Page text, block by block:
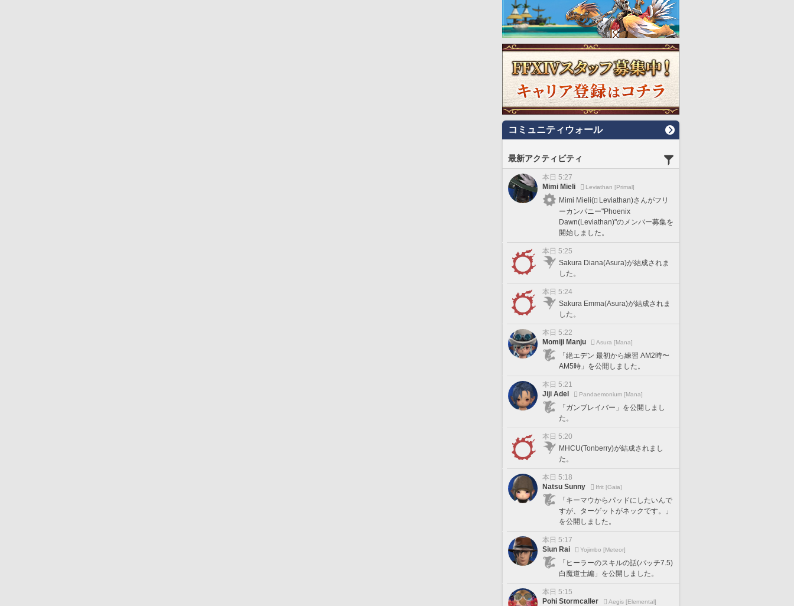
コミュニティウォール
最新アクティビティ
本日 5:27
Mimi Mieli
Leviathan [Primal]
Mimi Mieli(
Leviathan)さんがフリ
ーカンパニー"Phoenix
Dawn(Leviathan)"のメンバー募集を
開始しました。
本日 5:25
Sakura Diana(Asura)が結成されま
した。
本日 5:24
Sakura Emma(Asura)が結成されま
した。
本日 5:22
Momiji Manju
Asura [Mana]
「絶エデン 最初から練習 AM2時〜
AM5時」を公開しました。
本日 5:21
Jiji Adel
Pandaemonium [Mana]
「ガンブレイバー」を公開しまし
た。
本日 5:20
MHCU(Tonberry)が結成されまし
た。
本日 5:18
Natsu Sunny
Ifrit [Gaia]
「キーマウからパッドにしたいんで
すが、ターゲットがネックです。」
を公開しました。
本日 5:17
Siun Rai
Yojimbo [Meteor]
「ヒーラーのスキルの話(パッチ7.5)
白魔道士編」を公開しました。
本日 5:15
Pohi Stormcaller
Aegis [Elemental]